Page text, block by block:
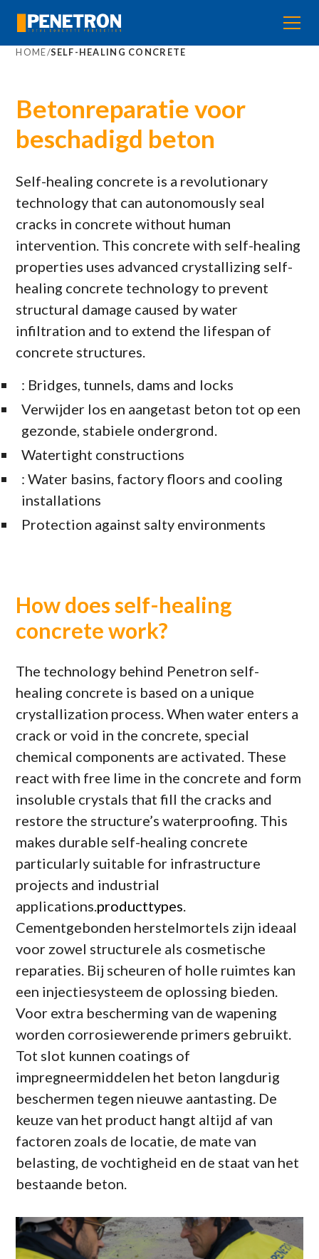
HOME/SELF-HEALING CONCRETE
Betonreparatie voor
beschadigd beton
Self-healing concrete is a revolutionary
technology that can autonomously seal
cracks in concrete without human
intervention. This concrete with self-healing
properties uses advanced crystallizing self-
healing concrete technology to prevent
structural damage caused by water
infiltration and to extend the lifespan of
concrete structures.
: Bridges, tunnels, dams and locks
Verwijder los en aangetast beton tot op een
gezonde, stabiele ondergrond.
Watertight constructions
: Water basins, factory floors and cooling
installations
Protection against salty environments
How does self-healing
concrete work?
The technology behind Penetron self-
healing concrete is based on a unique
crystallization process. When water enters a
crack or void in the concrete, special
chemical components are activated. These
react with free lime in the concrete and form
insoluble crystals that fill the cracks and
restore the structure’s waterproofing. This
makes durable self-healing concrete
particularly suitable for infrastructure
projects and industrial
applications.producttypes.
Cementgebonden herstelmortels zijn ideaal
voor zowel structurele als cosmetische
reparaties. Bij scheuren of holle ruimtes kan
een injectiesysteem de oplossing bieden.
Voor extra bescherming van de wapening
worden corrosiewerende primers gebruikt.
Tot slot kunnen coatings of
impregneermiddelen het beton langdurig
beschermen tegen nieuwe aantasting. De
keuze van het product hangt altijd af van
factoren zoals de locatie, de mate van
belasting, de vochtigheid en de staat van het
bestaande beton.